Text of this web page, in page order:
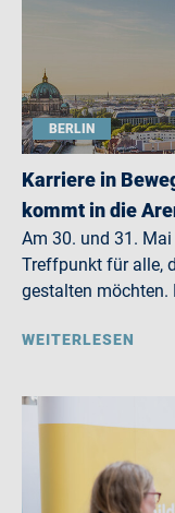
BERLIN
Karriere in
kommt in die
Am 30. und 31.
Treffpunkt für alle,
gestalten möchten.
WEITERLESEN